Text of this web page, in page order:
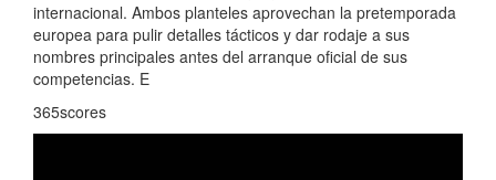
internacional. Ambos planteles aprovechan la pretemporada
europea para pulir detalles tácticos y dar rodaje a sus
nombres principales antes del arranque oficial de sus
competencias. E
365scores